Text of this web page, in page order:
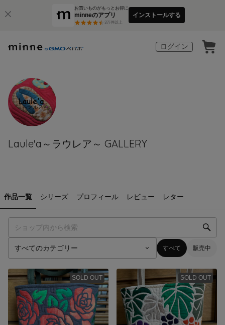
お買いものがもっとお得に
minneのアプリ
3万件以上
インストールする
ログイン
Laule'a～ラウレア～ GALLERY
作品一覧 シリーズ プロフィール レビュー レター
すべて 販売中
SOLD OUT SOLD OUT